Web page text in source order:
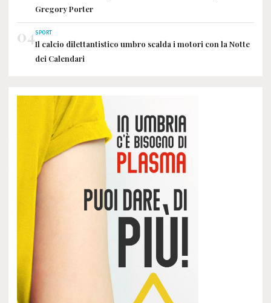
Gregory Porter
04SPORT
Il calcio dilettantistico umbro scalda i motori con la Notte
dei Calendari